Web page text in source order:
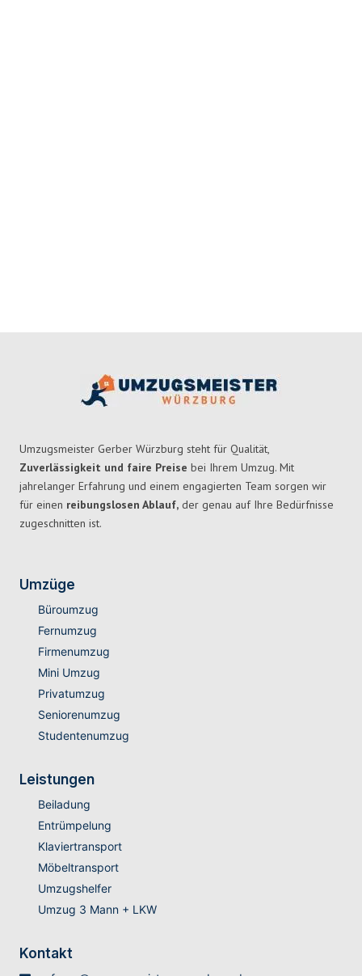
Umzugsmeister Gerber Würzburg steht für Qualität,
Zuverlässigkeit und faire Preise bei Ihrem Umzug. Mit
jahrelanger Erfahrung und einem engagierten Team sorgen wir
für einen reibungslosen Ablauf, der genau auf Ihre Bedürfnisse
zugeschnitten ist.
Umzüge
Büroumzug
Fernumzug
Firmenumzug
Mini Umzug
Privatumzug
Seniorenumzug
Studentenumzug
Leistungen
Beiladung
Entrümpelung
Klaviertransport
Möbeltransport
Umzugshelfer
Umzug 3 Mann + LKW
Kontakt